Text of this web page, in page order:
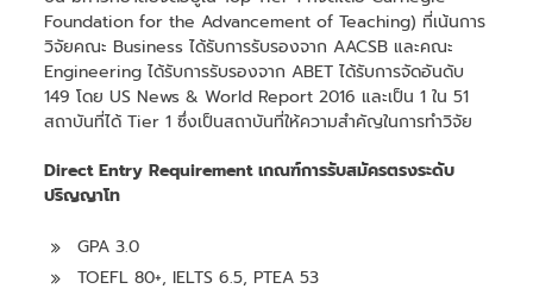
Foundation for the Advancement of Teaching) ที่เน้นการ
วิจัยคณะ Business ได้รับการรับรองจาก AACSB และคณะ
Engineering ได้รับการรับรองจาก ABET ได้รับการจัดอันดับ
149 โดย US News & World Report 2016 และเป็น 1 ใน 51
สถาบันที่ได้ Tier 1 ซึ่งเป็นสถาบันที่ให้ความสำคัญในการทำวิจัย
Direct Entry Requirement เกณฑ์การรับสมัครตรงระดับ
ปริญญาโท
GPA 3.0
TOEFL 80+, IELTS 6.5, PTEA 53